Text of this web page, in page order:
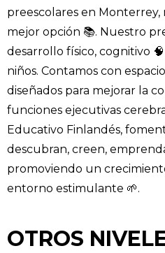
preescolares en Monterrey,
mejor opción 📚. Nuestro
desarrollo físico, cognitivo
niños. Contamos con
diseñados para mejorar la
funciones ejecutivas
Educativo Finlandés,
descubran, creen,
promoviendo un
entorno estimulante 🌱.
OTROS